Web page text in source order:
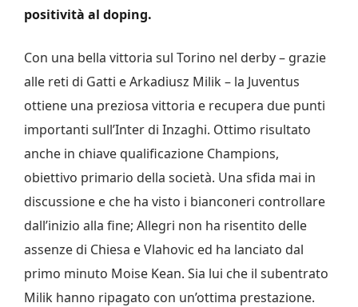
positività al doping.
Con una bella vittoria sul Torino nel derby – grazie
alle reti di Gatti e Arkadiusz Milik – la Juventus
ottiene una preziosa vittoria e recupera due punti
importanti sull’Inter di Inzaghi. Ottimo risultato
anche in chiave qualificazione Champions,
obiettivo primario della società. Una sfida mai in
discussione e che ha visto i bianconeri controllare
dall’inizio alla fine; Allegri non ha risentito delle
assenze di Chiesa e Vlahovic ed ha lanciato dal
primo minuto Moise Kean. Sia lui che il subentrato
Milik hanno ripagato con un’ottima prestazione.